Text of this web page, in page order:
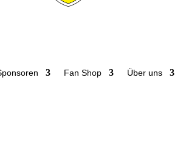
Fan Shop Über uns